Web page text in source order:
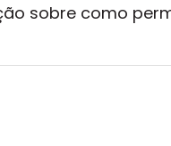
sobre como